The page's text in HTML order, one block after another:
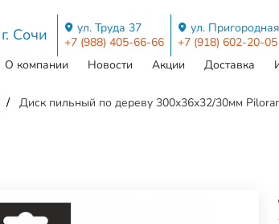
г. Сочи
ул. Труда 37
+7 (988) 405-66-66
ул.
+7 (918) 602-20-05
О компании Новости Акции Доставка
Диск пильный по дереву 300х36х32/30мм